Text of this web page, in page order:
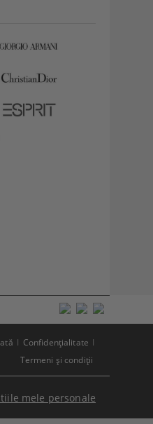
Confidenţialitate
Termeni şi condiţii
mele personale